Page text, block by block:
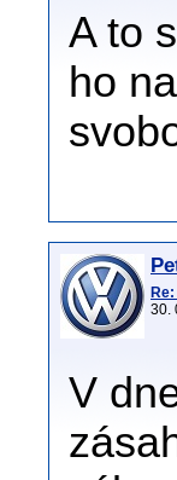
A to
ho
30.
V